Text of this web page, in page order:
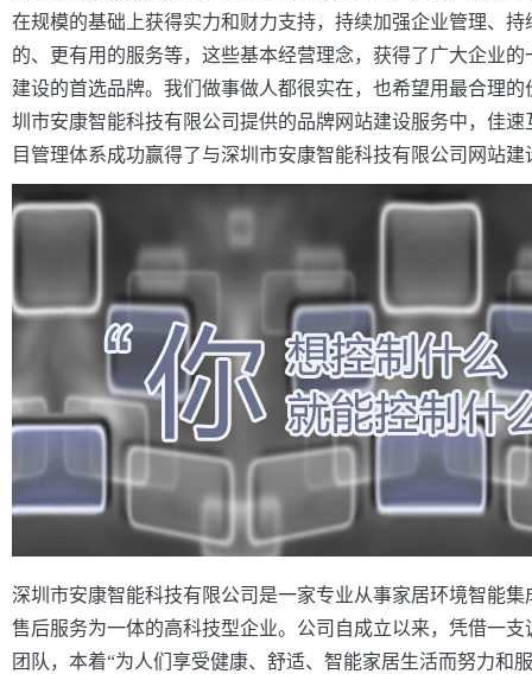
在规模的基础上获得实力和财力支持，持续加强企业管理、
的、更有用的服务等，这些基本经营理念，获得了广大企业的
建设的首选品牌。 我们做事做人都很实在，也希望用最合理
圳市安康智能科技有限公司提供的品牌网站建设服务中，佳
目管理体系成功赢得了与深圳市安康智能科技有限公司 网站建
深圳市安康智能科技有限公司是一家专业从事家居环境智能
售后服务为一体的高科技型企业。公司自成立以来，凭借一
团队，本着“为人们享受健康、舒适、智能家居生活而努力和